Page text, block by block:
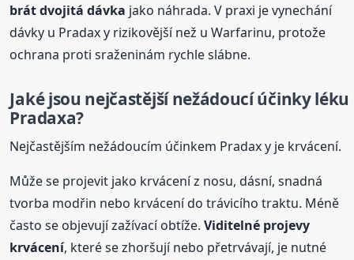
brát dvojitá dávka jako náhrada. V praxi je vynechání
dávky u Pradax y rizikovější než u Warfarinu, protože
ochrana proti sraženinám rychle slábne.
Jaké jsou nejčastější nežádoucí účinky léku
Pradaxa?
Nejčastějším nežádoucím účinkem Pradax y je krvácení.
Může se projevit jako krvácení z nosu, dásní, snadná
tvorba modřin nebo krvácení do trávicího traktu. Méně
často se objevují zažívací obtíže.Viditelné projevy
krvácení, které se zhoršují nebo přetrvávají, je nutné